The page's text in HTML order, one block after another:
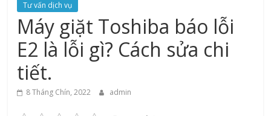
Tư vấn dịch vụ
Máy giặt Toshiba báo lỗi
E2 là lỗi gì? Cách sửa chi
tiết.
8 Tháng Chín, 2022 admin